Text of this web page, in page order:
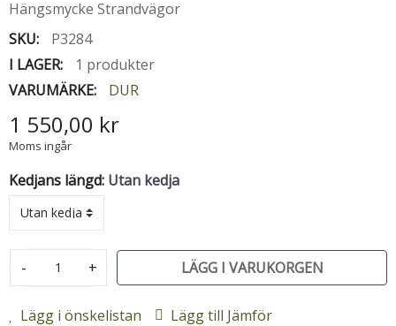
Hängsmycke Strandvägor
SKU:
P3284
I LAGER:
1 produkter
VARUMÄRKE:
DUR
1 550,00 kr
Moms ingår
Kedjans längd: Utan kedja
- + LÄGG I VARUKORGEN
Lägg i önskelistan
Lägg till Jämför